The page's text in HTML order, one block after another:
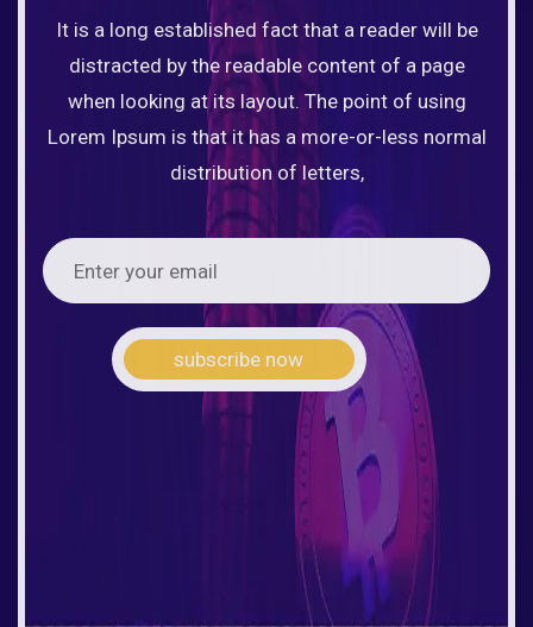
It is a long established fact that a reader will be
distracted by the readable content of a page
when looking at its layout. The point of using
Lorem Ipsum is that it has a more-or-less normal
distribution of letters,
subscribe now